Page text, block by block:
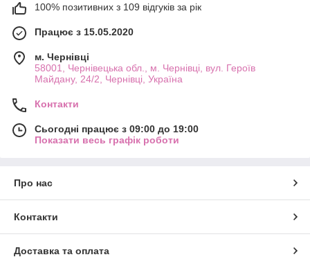
100% позитивних з 109 відгуків за рік
Працює з 15.05.2020
м. Чернівці
58001, Чернівецька обл., м. Чернівці, вул. Героїв
Майдану, 24/2, Чернівці, Україна
Контакти
Сьогодні працює з 09:00 до 19:00
Показати весь графік роботи
Про нас
Контакти
Доставка та оплата